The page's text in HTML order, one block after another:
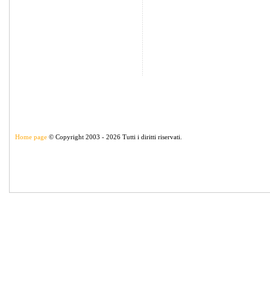
Home page © Copyright 2003 - 2026 Tutti i diritti riservati.